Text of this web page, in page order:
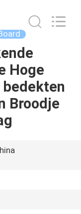
Hoge
Broodje